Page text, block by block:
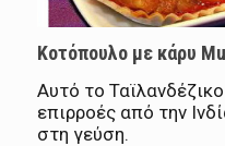
Κοτόπουλο με κάρυ
Αυτό το
επιρροές από την
στη γεύση.